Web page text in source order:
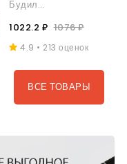
Будил...
1022.2 ₽ 1076 ₽
4.9 • 213 оценок
ВСЕ ТОВАРЫ